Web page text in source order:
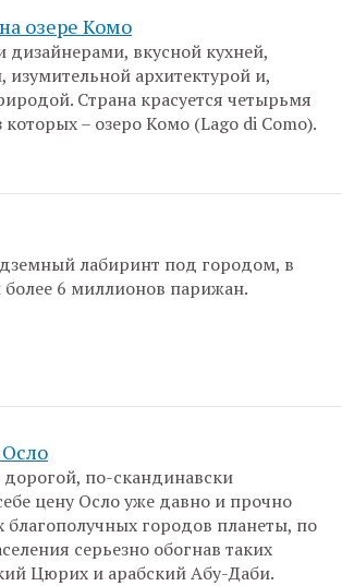
озере Комо
вкусной кухней,
архитектурой и,
Страна красуется четырьмя
– озеро Комо (Lago di Como).
лабиринт под городом, в
6 миллионов парижан.
по-скандинавски
цену Осло уже давно и прочно
благополучных городов планеты, по
серьезно обогнав таких
Цюрих и арабский Абу-Даби.